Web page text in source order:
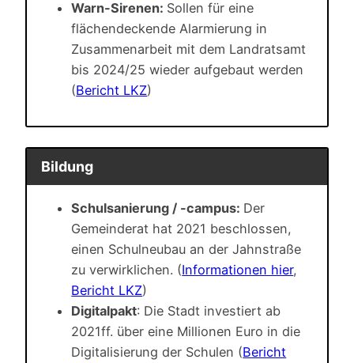
Warn-Sirenen: Sollen für eine
flächendeckende Alarmierung in
Zusammenarbeit mit dem Landratsamt
bis 2024/25 wieder aufgebaut werden
(Bericht LKZ)
Bildung
Schulsanierung / -campus: Der
Gemeinderat hat 2021 beschlossen,
einen Schulneubau an der Jahnstraße
zu verwirklichen. (Informationen hier,
Bericht LKZ)
Digitalpakt: Die Stadt investiert ab
2021ff. über eine Millionen Euro in die
Digitalisierung der Schulen (Bericht